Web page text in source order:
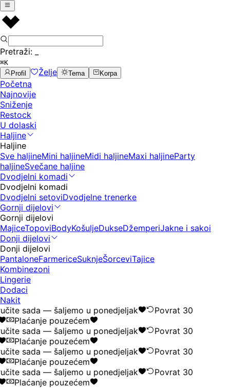
Pretraži:
⌘K
Profil
Želje Tema Korpa
Početna
Najnovije
Sniženje
Restock
U dolaski
Haljine
Haljine
Sve haljineMini haljineMidi haljineMaxi haljineParty
haljineSvečane haljine
Dvodjelni komadi
Dvodjelni komadi
Dvodjelni setoviDvodjelne trenerke
Gornji dijelovi
Gornji dijelovi
MajiceTopoviBodyKošuljeDukseDžemperiJakne i sakoi
Donji dijelovi
Donji dijelovi
PantaloneFarmericeSuknjeŠorceviTajice
Kombinezoni
Lingerie
Dodaci
Nakit
sada — šaljemo u ponedjeljak
Povrat 30
Plaćanje pouzećem
sada — šaljemo u ponedjeljak
Povrat 30
Plaćanje pouzećem
sada — šaljemo u ponedjeljak
Povrat 30
Plaćanje pouzećem
sada — šaljemo u ponedjeljak
Povrat 30
Plaćanje pouzećem